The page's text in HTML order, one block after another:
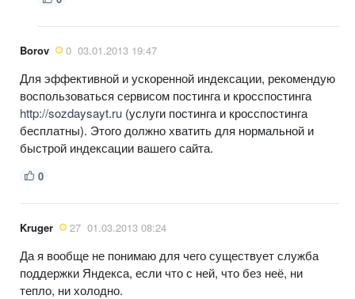
Borov 0 03.01.2013 19:47
Для эффективной и ускоренной индексации, рекомендую
воспользоваться сервисом постинга и кросспостинга
http://sozdaysayt.ru (услуги постинга и кросспостинга
бесплатны). Этого должно хватить для нормальной и
быстрой индексации вашего сайта.
0
Kruger 27 01.03.2013 08:24
Да я вообще не понимаю для чего существует служба
поддержки Яндекса, если что с ней, что без неё, ни
тепло, ни холодно.